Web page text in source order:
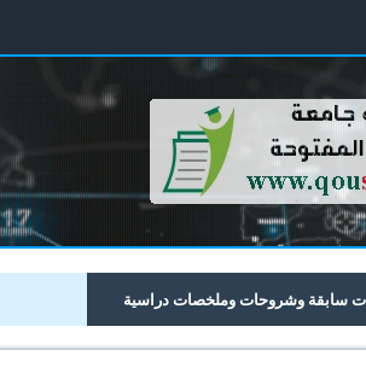
سابقة وشروحات وملخصات دراسية
3418 نظريات العلاج وتطبيقاتها